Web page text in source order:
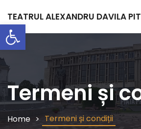
Deschide bara
TEATRUL ALEXANDRU DAVILA
Termeni și
Home Termeni și condiții